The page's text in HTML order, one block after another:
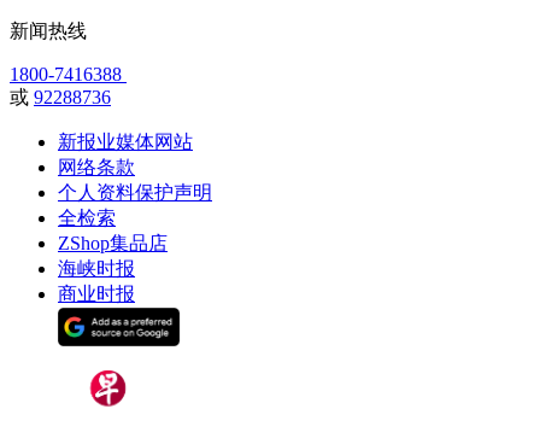
新闻热线
1800-7416388
或 92288736
新报业媒体网站
网络条款
个人资料保护声明
全检索
ZShop集品店
海峡时报
商业时报